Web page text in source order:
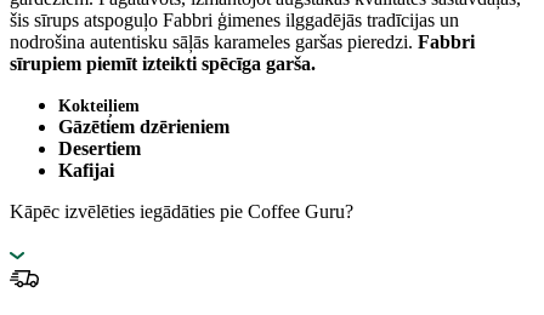
šis sīrups atspoguļo Fabbri ģimenes ilggadējās tradīcijas un
nodrošina autentisku sāļās karameles garšas pieredzi. Fabbri
sīrupiem piemīt izteikti spēcīga garša.
Kokteiļiem
Gāzētiem dzērieniem
Desertiem
Kafijai
Kāpēc izvēlēties iegādāties pie Coffee Guru?